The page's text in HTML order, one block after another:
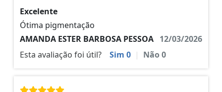
Excelente
Ótima pigmentação
AMANDA ESTER BARBOSA PESSOA 12/03/2026
Esta avaliação foi útil?
Sim 0 | Não0